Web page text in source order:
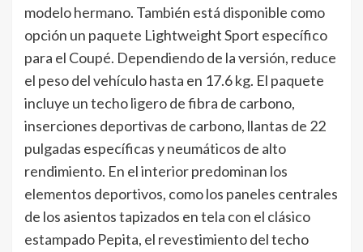
modelo hermano. También está disponible como
opción un paquete Lightweight Sport específico
para el Coupé. Dependiendo de la versión, reduce
el peso del vehículo hasta en 17.6 kg. El paquete
incluye un techo ligero de fibra de carbono,
inserciones deportivas de carbono, llantas de 22
pulgadas específicas y neumáticos de alto
rendimiento. En el interior predominan los
elementos deportivos, como los paneles centrales
de los asientos tapizados en tela con el clásico
estampado Pepita, el revestimiento del techo